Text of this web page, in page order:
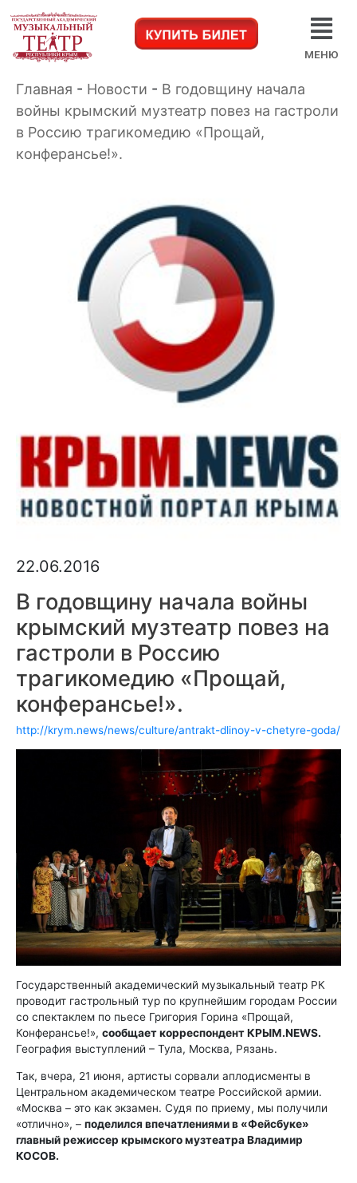
МЕНЮ
Главная - Новости - В годовщину начала
войны крымский музтеатр повез на гастроли
в Россию трагикомедию «Прощай,
конферансье!».
22.06.2016
В годовщину начала войны
крымский музтеатр повез на
гастроли в Россию
трагикомедию «Прощай,
конферансье!».
http://krym.news/news/culture/antrakt-dlinoy-v-chetyre-goda/
Государственный академический музыкальный театр РК
проводит гастрольный тур по крупнейшим городам России
со спектаклем по пьесе Григория Горина «Прощай,
Конферансье!», сообщает корреспондент КРЫМ.NEWS.
География выступлений – Тула, Москва, Рязань.
Так, вчера, 21 июня, артисты сорвали аплодисменты в
Центральном академическом театре Российской армии.
«Москва – это как экзамен. Судя по приему, мы получили
«отлично», – поделился впечатлениями в «Фейсбуке»
главный режиссер крымского музтеатра Владимир
КОСОВ.